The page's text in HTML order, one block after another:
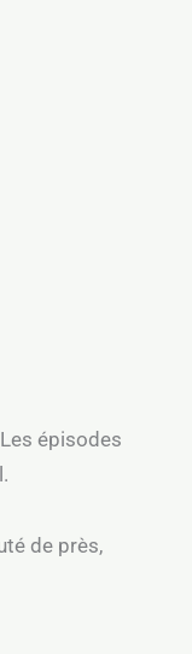
épisodes
de près,